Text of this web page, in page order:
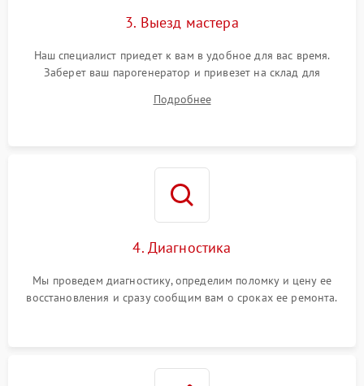
3. Выезд мастера
Наш специалист приедет к вам в удобное для вас время.
Заберет ваш парогенератор и привезет на склад для
Подробнее
4. Диагностика
Мы проведем диагностику, определим поломку и цену ее
восстановления и сразу сообщим вам о сроках ее ремонта.